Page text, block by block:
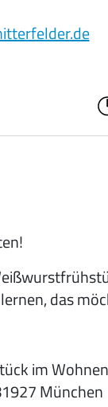
das
im
München